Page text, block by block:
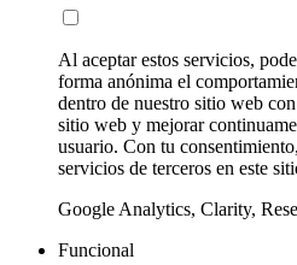
Al aceptar estos servicios,
forma anónima el
dentro de nuestro sitio web
sitio web y mejorar
usuario. Con tu
servicios de terceros en este
Google Analytics, Clarity,
Funcional